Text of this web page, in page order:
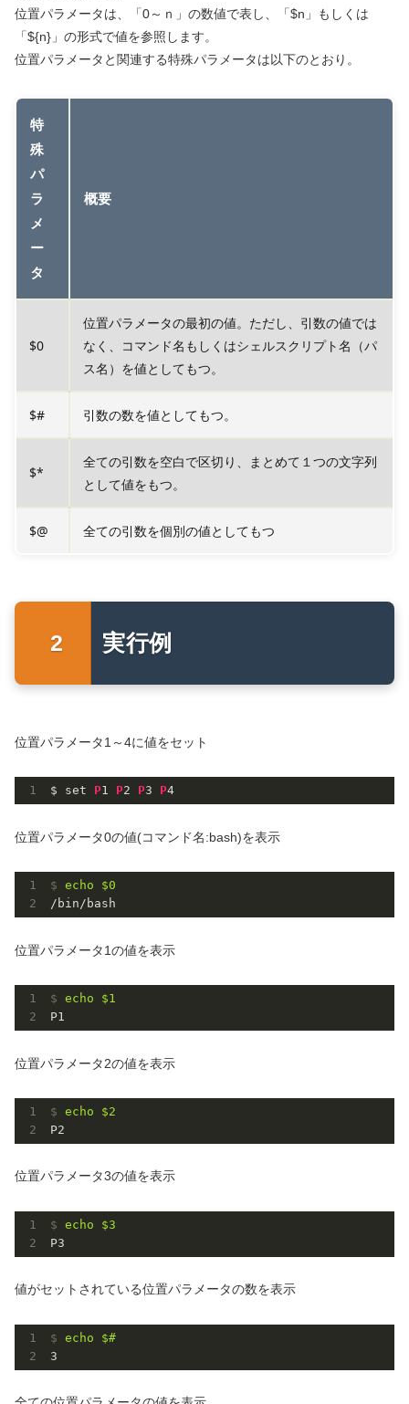
位置パラメータは、「0～ｎ」の数値で表し、「$n」もしくは
「${n}」の形式で値を参照します。
位置パラメータと関連する特殊パラメータは以下のとおり。
特
殊
パ
ラ
メ
ー
タ
概要
$0
位置パラメータの最初の値。ただし、引数の値では
なく、コマンド名もしくはシェルスクリプト名（パ
ス名）を値としてもつ。
$# 引数の数を値としてもつ。
$*
全ての引数を空白で区切り、まとめて１つの文字列
として値をもつ。
$@ 全ての引数を個別の値としてもつ
実行例
位置パラメータ1～4に値をセット
$ set P1 P2 P3 P4
位置パラメータ0の値(コマンド名:bash)を表示
$ echo
$0
/bin/bash
位置パラメータ1の値を表示
$ echo
$1
P1
位置パラメータ2の値を表示
$ echo
$2
P2
位置パラメータ3の値を表示
$ echo
$3
P3
値がセットされている位置パラメータの数を表示
$ echo
$#
3